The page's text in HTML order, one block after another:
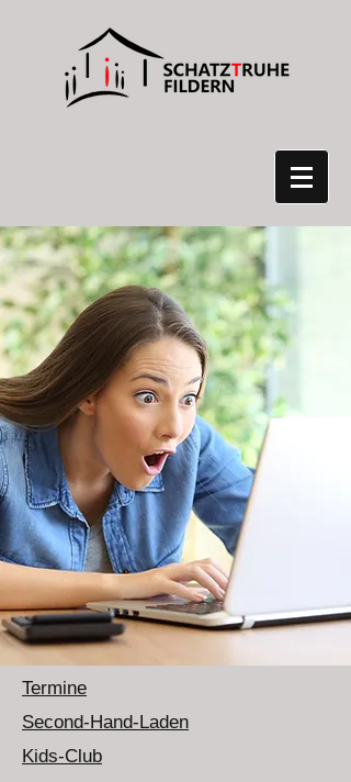
Termine
Second-Hand-Laden
Kids-Club